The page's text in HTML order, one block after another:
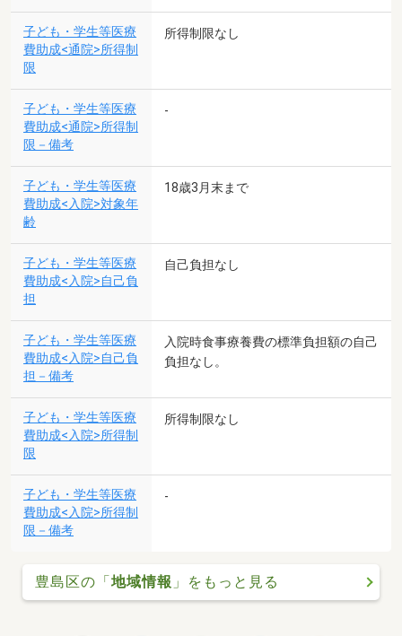
子ども・学生等医療
費助成<通院>所得制
限
所得制限なし
子ども・学生等医療
費助成<通院>所得制
限－備考
-
子ども・学生等医療
費助成<入院>対象年
齢
18歳3月末まで
子ども・学生等医療
費助成<入院>自己負
担
自己負担なし
子ども・学生等医療
費助成<入院>自己負
担－備考
入院時食事療養費の標準負担額の自己
負担なし。
子ども・学生等医療
費助成<入院>所得制
限
所得制限なし
子ども・学生等医療
費助成<入院>所得制
限－備考
-
豊島区の「地域情報 」をもっと見る